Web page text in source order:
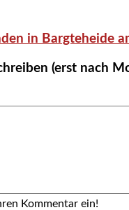
in Bargteheide
(erst nach
Kommentar ein!